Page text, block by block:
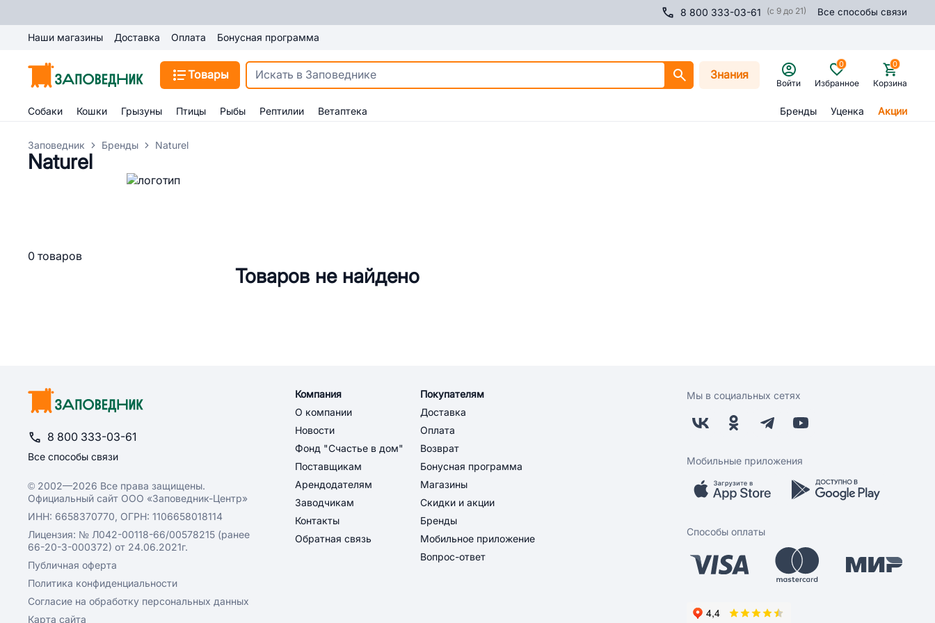
8 800 333-03-61 (с 9 до 21) Все способы связи
Наши магазины Доставка Оплата Бонусная программа
Товары Знания
Войти Избранное
0
Корзина
0
Собаки Кошки Грызуны Птицы Рыбы Рептилии Ветаптека Бренды Уценка Акции
Заповедник Бренды Naturel
Naturel
0 товаров
Товаров не найдено
8 800 333-03-61
Все способы связи
© 2002—2026 Все права защищены.
Официальный сайт ООО «Заповедник-Центр»
ИНН: 6658370770, ОГРН: 1106658018114
Лицензия: № Л042-00118-66/00578215 (ранее
66-20-3-000372) от 24.06.2021г.
Публичная оферта
Политика конфиденциальности
Согласие на обработку персональных данных
Карта сайта
Компания
О компании
Новости
Фонд "Счастье в дом"
Поставщикам
Арендодателям
Заводчикам
Контакты
Обратная связь
Покупателям
Доставка
Оплата
Возврат
Бонусная программа
Магазины
Скидки и акции
Бренды
Мобильное приложение
Вопрос-ответ
Мы в социальных сетях
Мобильные приложения
Способы оплаты